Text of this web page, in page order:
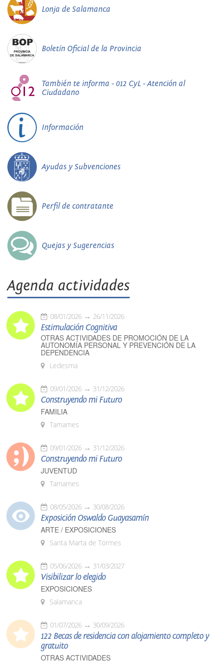
Lonja de Salamanca
Boletín Oficial de la Provincia
También te informa - 012 CyL - Atención al
Ciudadano
Información
Ayudas y Subvenciones
Perfil de contratante
Quejas y Sugerencias
Agenda actividades
08/01/2026 26/11/2026
Estimulación Cognitiva
OTRAS ACTIVIDADES DE PROMOCIÓN DE LA
AUTONOMÍA PERSONAL Y PREVENCIÓN DE LA
DEPENDENCIA
Ledesma
09/01/2026 31/12/2026
Construyendo mi Futuro
FAMILIA
Tamames
09/01/2026 31/12/2026
Construyendo mi Futuro
JUVENTUD
Tamames
08/05/2026 30/08/2026
Exposición Oswaldo Guayasamín
ARTE / EXPOSICIONES
Santa Marta de Tormes
05/06/2026 31/03/2027
Visibilizar lo elegido
EXPOSICIONES
Salamanca
01/07/2026 30/09/2026
122 Becas de residencia con alojamiento completo y
gratuito
OTRAS ACTIVIDADES